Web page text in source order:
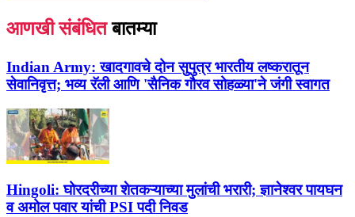
आणखी संबंधित बातम्या
Indian Army: खादगावचे दोन सुपुत्र भारतीय लष्करातून
सेवानिवृत्त; भव्य रॅली आणि 'सैनिक गौरव सोहळ्या'ने जंगी स्वागत
Hingoli: घोरदरीच्या शेतकऱ्याच्या मुलांची भरारी; ज्ञानेश्वर पायघन
व अमोल पवार यांची PSI पदी निवड